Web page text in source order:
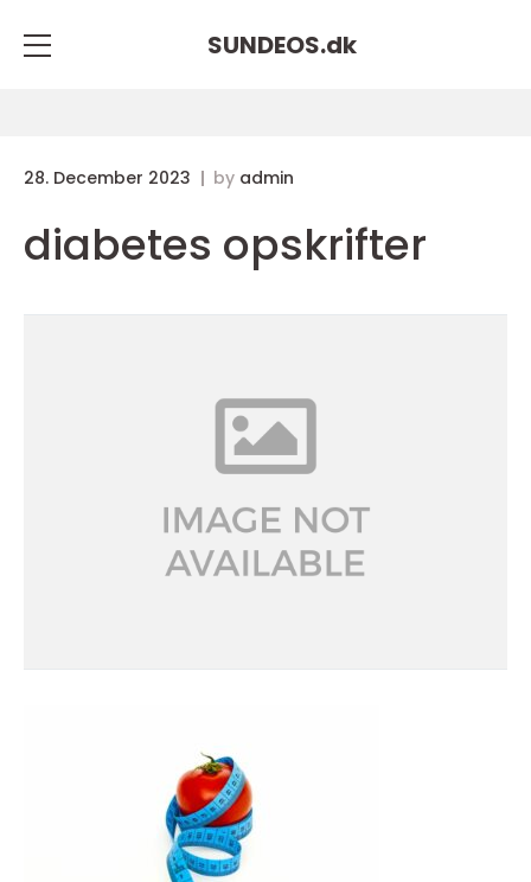
SUNDEOS.dk
28. December 2023 by admin
diabetes opskrifter